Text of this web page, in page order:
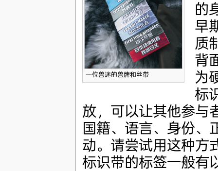
一位兽迷的兽牌和丝带
的
早
质
背
为
标
放，可以让其他参与
国籍、语言、身份、
动。请尝试用这种方
标识带的标签一般有